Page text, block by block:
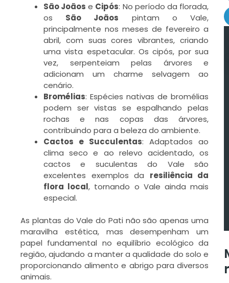
São Joãos e Cipós: No período da florada,
os São Joãos pintam o Vale,
principalmente nos meses de fevereiro a
abril, com suas cores vibrantes, criando
uma vista espetacular. Os cipós, por sua
vez, serpenteiam pelas árvores e
adicionam um charme selvagem ao
cenário.
Bromélias: Espécies nativas de bromélias
podem ser vistas se espalhando pelas
rochas e nas copas das árvores,
contribuindo para a beleza do ambiente.
Cactos e Succulentas: Adaptados ao
clima seco e ao relevo acidentado, os
cactos e suculentas do Vale são
excelentes exemplos da resiliência da
flora local, tornando o Vale ainda mais
especial.
As plantas do Vale do Pati não são apenas uma
maravilha estética, mas desempenham um
papel fundamental no equilíbrio ecológico da
região, ajudando a manter a qualidade do solo e
proporcionando alimento e abrigo para diversos
animais.